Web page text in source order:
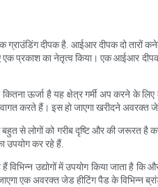
दीपक है. आईआर दीपक दो तारों
प्रकाश का नेतृत्व किया। एक आईआर
ऊर्जा है यह क्षेत्र गर्मी अप करने के
करते हैं। इस हो जाएगा खरीदने अवरक्त
से लोगों को गरीब दृष्टि और की जरूरत
उपयोग कर रहे हैं.
हैं विभिन्न उद्योगों में उपयोग किया
एक अवरक्त जेड हीटिंग पैड के विभिन्न